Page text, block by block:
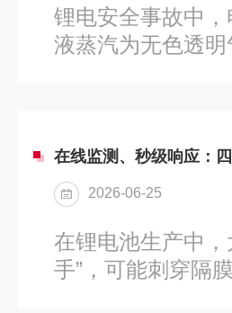
公司——四方风信
坑，精准适配不
锂电安全事故中
液蒸汽为无色透
系统老化失效，
液泄漏监测至关
电池电解液早期
量泄漏两大来源
盖板周边焊缝、
在线监测、秒级响应：
2026-06-25
在锂电池生产中
手”，可能刺穿隔